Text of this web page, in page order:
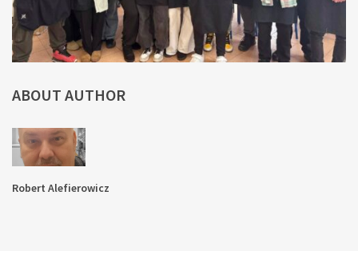
ABOUT AUTHOR
Robert Alefierowicz